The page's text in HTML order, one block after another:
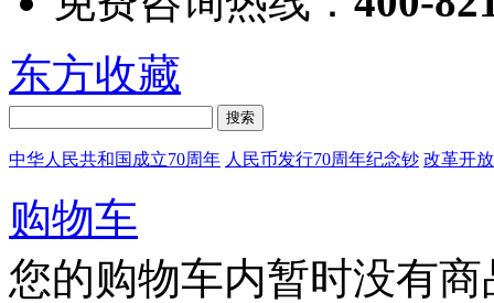
东方收藏
中华人民共和国成立70周年 人民币发行70周年纪念钞 改革开
购物车
您的购物车内暂时没有商